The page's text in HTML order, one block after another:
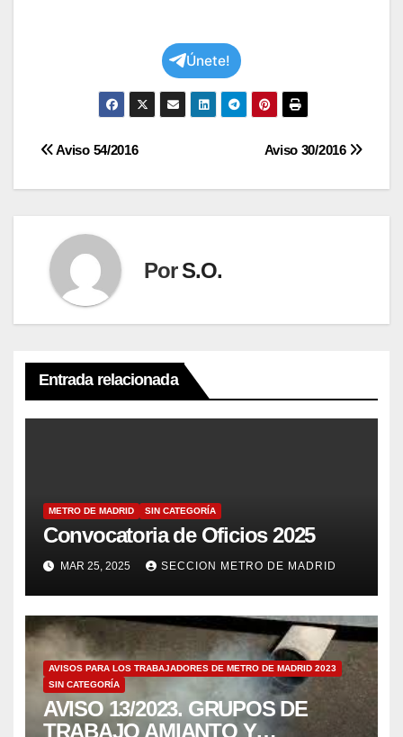
Únete!
Navegación
de
entradas
Aviso 30/2016
Aviso 54/2016
PorS.O.
Entrada relacionada
METRO DE MADRID SIN CATEGORÍA
Convocatoria de Oficios 2025
MAR 25, 2025 SECCION METRO DE MADRID
AVISOS PARA LOS TRABAJADORES DE METRO DE MADRID 2023
SIN CATEGORÍA
AVISO 13/2023. GRUPOS DE
TRABAJO AMIANTO Y